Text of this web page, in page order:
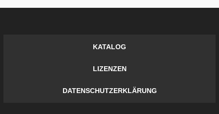
KATALOG
LIZENZEN
DATENSCHUTZERKLÄRUNG